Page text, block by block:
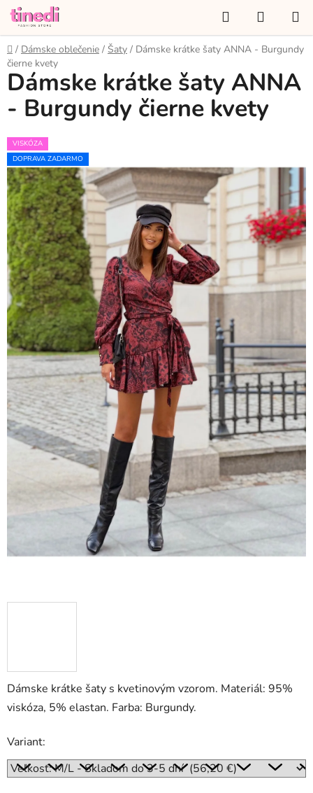
Prejsť
obsah
Hľadať
KOŠÍK
Domov
/ Dámske oblečenie / Šaty / Dámske krátke šaty ANNA - Burgundy
čierne kvety
Dámske krátke šaty s kvetinovým vzorom. Materiál: 95%
viskóza, 5% elastan. Farba: Burgundy.
Variant:
Dámske krátke šaty ANNA
- Burgundy čierne kvety
VISKÓZA
DOPRAVA ZADARMO